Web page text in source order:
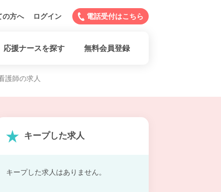
の方へ ログイン 電話受付はこちら
応援ナースを探す 無料会員登録
護師の求人
キープした求人
キープした求人はありません。